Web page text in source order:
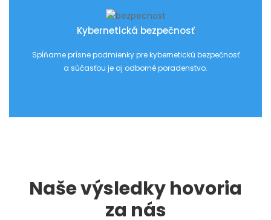
Kybernetická bezpečnosť
Spĺňame prísne podmienky pre kybernetickú bezpečnosť
a súčasťou je aj odborné poradenstvo.
Naše výsledky hovoria
za nás